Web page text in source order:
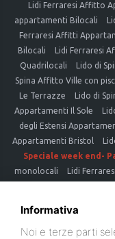
Lidi Ferraresi Affitto
appartamenti Bilocali
Ferraresi Affitti
Bilocali
Lidi Ferraresi
Quadrilocali
Lido di
Spina Affitto Ville con
Le Terrazze
Lido di
Appartamenti Il Sole
degli Estensi
Appartamenti Bristol
Speciale week end-
monolocali
Lidi
Ville Trilocali
Spinavendita
Informativa
Noi e terze parti